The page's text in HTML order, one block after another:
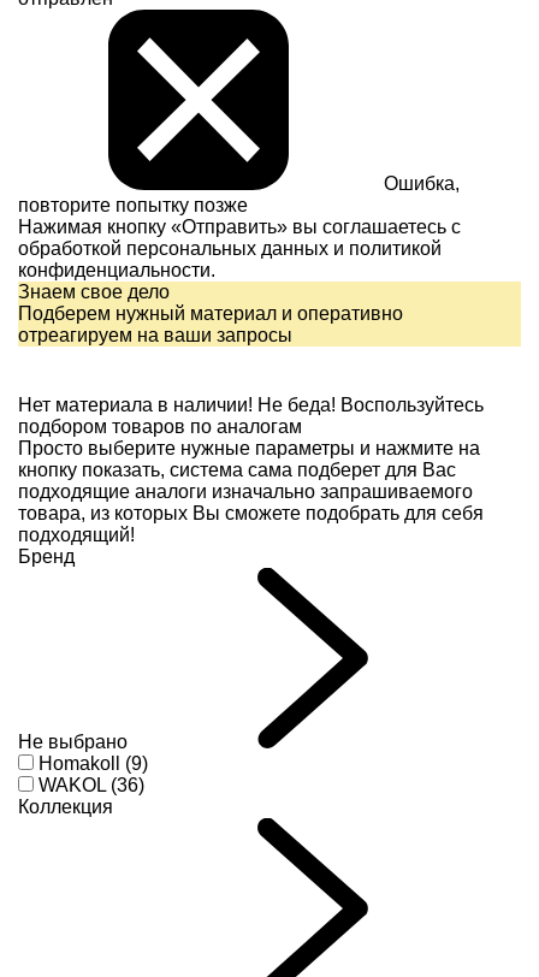
Ошибка,
повторите попытку позже
Нажимая кнопку «Отправить» вы соглашаетесь с
обработкой персональных данных и политикой
конфиденциальности.
Знаем свое дело
Подберем нужный материал и оперативно
отреагируем на ваши запросы
Нет материала в наличии! Не беда! Воспользуйтесь
подбором товаров по аналогам
Просто выберите нужные параметры и нажмите на
кнопку показать, система сама подберет для Вас
подходящие аналоги изначально запрашиваемого
товара, из которых Вы сможете подобрать для себя
подходящий!
Бренд
Не выбрано
Homakoll (9)
WAKOL (36)
Коллекция